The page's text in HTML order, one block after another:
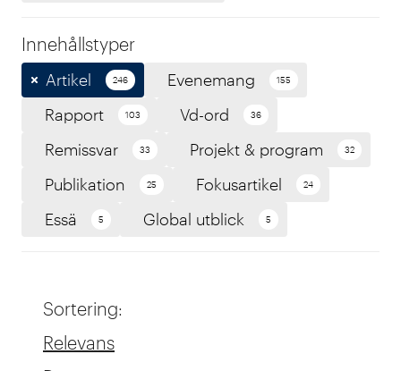
Innehållstyper
Artikel 246 Evenemang 155
Rapport 103 Vd-ord 36
Remissvar 33 Projekt & program 32
Publikation 25 Fokusartikel 24
Essä 5 Global utblick 5
Sortering:
Relevans